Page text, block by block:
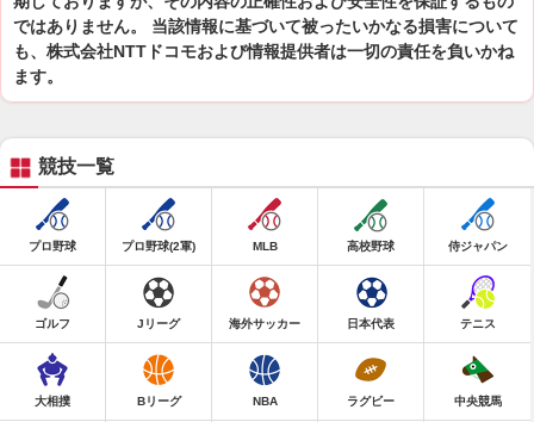
ではありません。 当該情報に基づいて被ったいかなる損害について
も、株式会社NTTドコモおよび情報提供者は一切の責任を負いかね
ます。
競技一覧
プロ野球 プロ野球(2軍) MLB 高校野球 侍ジャパン
ゴルフ Jリーグ 海外サッカー 日本代表 テニス
大相撲 Bリーグ NBA ラグビー 中央競馬